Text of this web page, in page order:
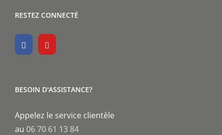
RESTEZ CONNECTÉ
BESOIN D'ASSISTANCE?
Appelez le service clientèle
au 06 70 61 13 84